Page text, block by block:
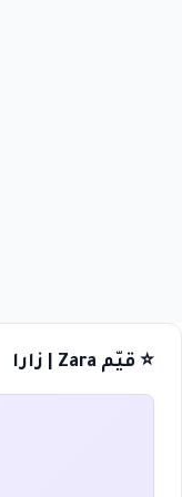
⭐ قيّم Zara | زارا